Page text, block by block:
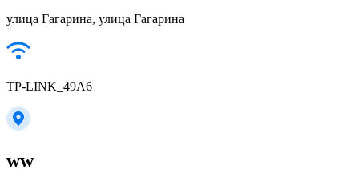
улица Гагарина, улица Гагарина
TP-LINK_49A6
ww